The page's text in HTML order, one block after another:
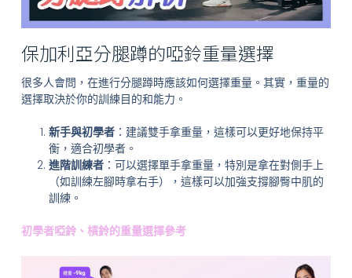
保加利亞分腿蹲的啞鈴重量選擇
很多人會問，在進行分腿蹲時應該如何選擇重量。其實，重量的
選擇取決於你的訓練目的和能力。
新手與初學者：建議雙手拿重量，這樣可以更好地保持平
衡，適合初學者。
進階訓練者：可以選擇單手拿重量，特別是拿在對側手上
（如訓練左腳時拿右手），這樣可以加強支撐腳臀中肌的
訓練。
初學者啞鈴、槓鈴的重量選擇參考